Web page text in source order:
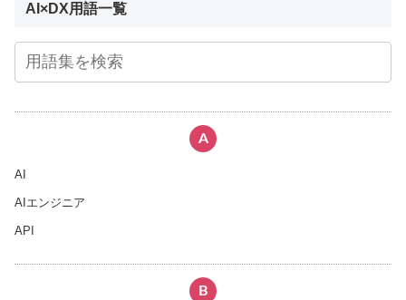
AI×DX用語一覧
A
AI
AIエンジニア
API
B